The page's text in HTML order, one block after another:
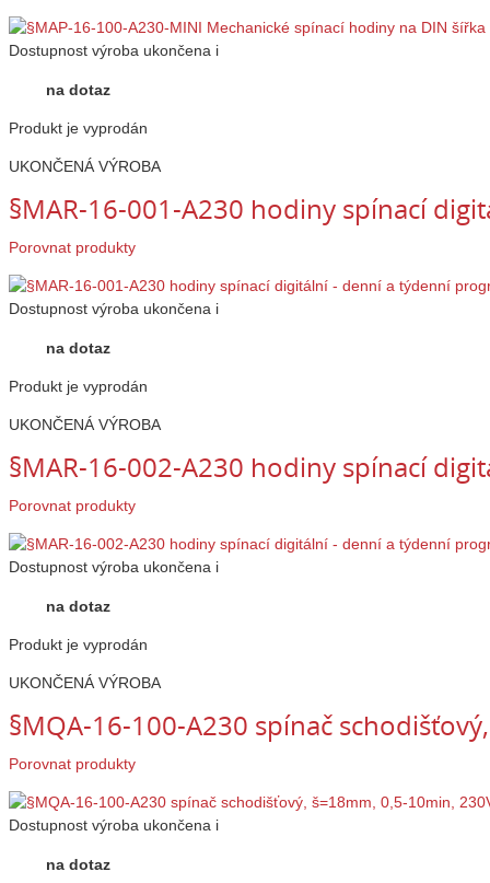
Dostupnost výroba ukončena i
na dotaz
Produkt je vyprodán
UKONČENÁ VÝROBA
§MAR-16-001-A230 hodiny spínací
Porovnat produkty
Dostupnost výroba ukončena i
na dotaz
Produkt je vyprodán
UKONČENÁ VÝROBA
§MAR-16-002-A230 hodiny spínací
Porovnat produkty
Dostupnost výroba ukončena i
na dotaz
Produkt je vyprodán
UKONČENÁ VÝROBA
§MQA-16-100-A230 spínač
Porovnat produkty
Dostupnost výroba ukončena i
na dotaz